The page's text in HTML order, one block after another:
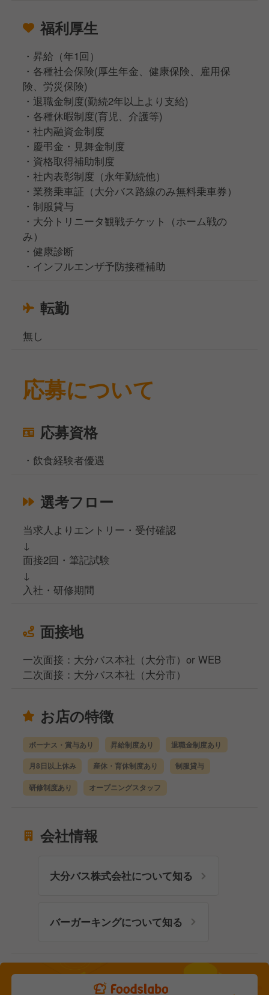
福利厚生
・昇給（年1回）
・各種社会保険(厚生年金、健康保険、雇用保
険、労災保険)
・退職金制度(勤続2年以上より支給)
・各種休暇制度(育児、介護等)
・社内融資金制度
・慶弔金・見舞金制度
・資格取得補助制度
・社内表彰制度（永年勤続他）
・業務乗車証（大分バス路線のみ無料乗車券）
・制服貸与
・大分トリニータ観戦チケット（ホーム戦の
み）
・健康診断
・インフルエンザ予防接種補助
転勤
無し
応募について
応募資格
・飲食経験者優遇
選考フロー
当求人よりエントリー・受付確認
↓
面接2回・筆記試験
↓
入社・研修期間
面接地
一次面接：大分バス本社（大分市）or WEB
二次面接：大分バス本社（大分市）
お店の特徴
ボーナス・賞与あり 昇給制度あり 退職金制度あり
月8日以上休み 産休・育休制度あり 制服貸与
研修制度あり オープニングスタッフ
会社情報
大分バス株式会社について知る
バーガーキングについて知る